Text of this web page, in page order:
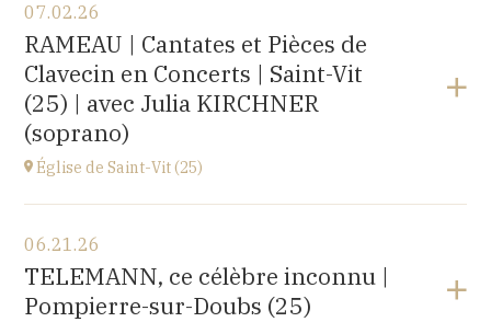
Eglise de Faucogney-et-la-Mer
(70310)
at17H00
07.02.26
RAMEAU | Cantates et Pièces de
Clavecin en Concerts | Saint-Vit
(25) | avec Julia KIRCHNER
(soprano)
Église de Saint-Vit (25)
1 place de la Mairie,
25410 SAINT-VIT
at18H00
06.21.26
TELEMANN, ce célèbre inconnu |
Pompierre-sur-Doubs (25)